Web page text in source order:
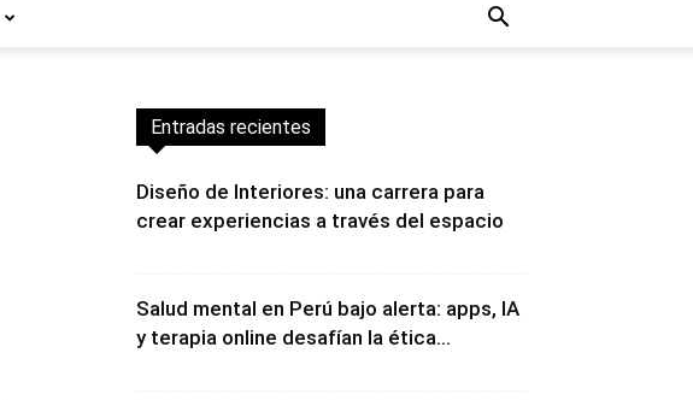
Entradas recientes
Diseño de Interiores: una carrera para
crear experiencias a través del espacio
Salud mental en Perú bajo alerta: apps, IA
y terapia online desafían la ética...